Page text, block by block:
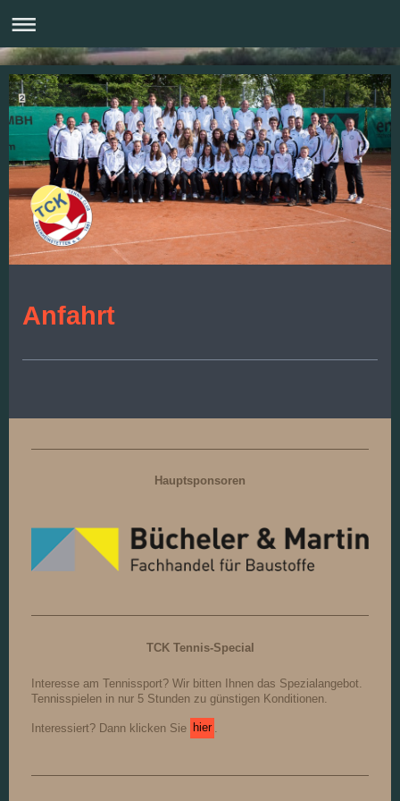
Anfahrt
Hauptsponsoren
TCK Tennis-Special
Interesse am Tennissport? Wir bitten Ihnen das Spezialangebot.
Tennisspielen in nur 5 Stunden zu günstigen Konditionen.
Interessiert? Dann klicken Sie hier